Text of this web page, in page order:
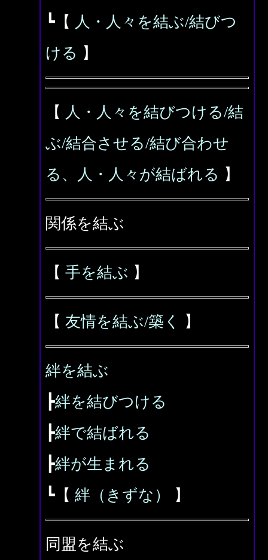
┗【 人・人々を結ぶ/結びつ
ける 】
【 人・人々を結びつける/結
ぶ/結合させる/結び合わせ
る、人・人々が結ばれる 】
関係を結ぶ
【 手を結ぶ 】
【 友情を結ぶ/築く 】
絆を結ぶ
┣絆を結びつける
┣絆で結ばれる
┣絆が生まれる
┗【 絆（きずな） 】
同盟を結ぶ